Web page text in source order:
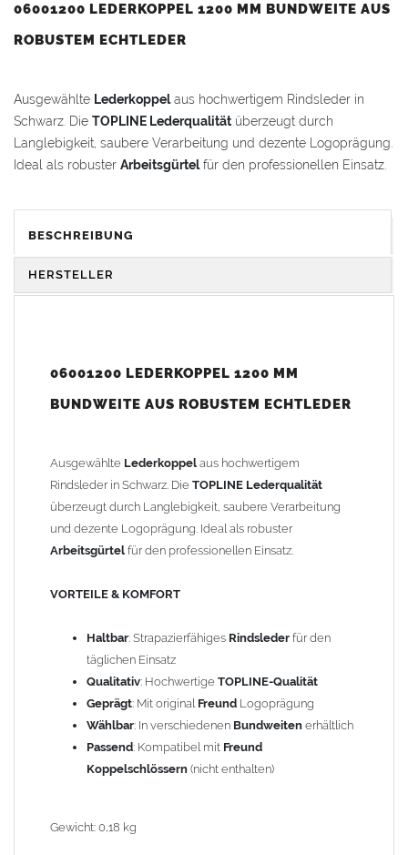
06001200 LEDERKOPPEL 1200 MM BUNDWEITE AUS
ROBUSTEM ECHTLEDER
Ausgewählte Lederkoppelaus hochwertigem Rindsleder in
Schwarz. Die TOPLINE Lederqualität überzeugt durch
Langlebigkeit, saubere Verarbeitung und dezente Logoprägung.
Ideal als robuster Arbeitsgürtelfür den professionellen Einsatz.
VORTEILE & KOMFORT
Einsatz
Qualitativ: HochwertigeTOPLINE-Qualität
BESCHREIBUNG
HERSTELLER
06001200 LEDERKOPPEL 1200 MM
BUNDWEITE AUS ROBUSTEM ECHTLEDER
Ausgewählte Lederkoppel aus hochwertigem
Rindsleder in Schwarz. Die TOPLINE Lederqualität
überzeugt durch Langlebigkeit, saubere Verarbeitung
und dezente Logoprägung. Ideal als robuster
Arbeitsgürtel für den professionellen Einsatz.
VORTEILE & KOMFORT
Haltbar: Strapazierfähiges Rindsleder für den
täglichen Einsatz
Qualitativ: Hochwertige TOPLINE-Qualität
Geprägt: Mit original Freund Logoprägung
Wählbar: In verschiedenen Bundweiten erhältlich
Passend: Kompatibel mit Freund
Koppelschlössern (nicht enthalten)
Gewicht: 0,18 kg